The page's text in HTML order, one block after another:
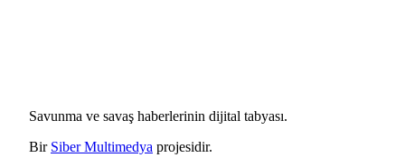
Savunma ve savaş haberlerinin dijital tabyası.
Bir Siber Multimedya projesidir.